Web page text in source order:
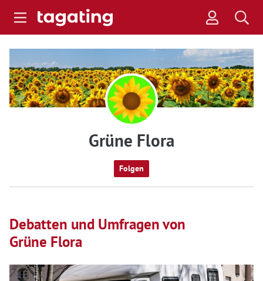
Grüne Flora
Folgen
Debatten und Umfragen von
Grüne Flora